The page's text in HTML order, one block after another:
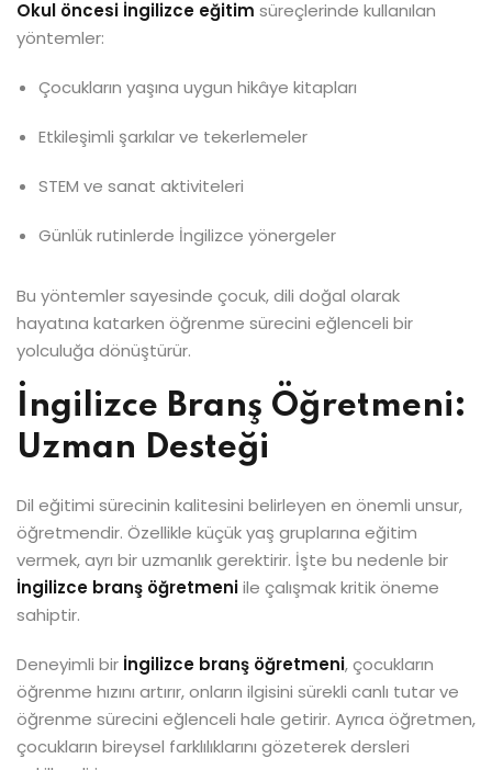
Okul öncesi İngilizce eğitim süreçlerinde kullanılan
yöntemler:
Çocukların yaşına uygun hikâye kitapları
Etkileşimli şarkılar ve tekerlemeler
STEM ve sanat aktiviteleri
Günlük rutinlerde İngilizce yönergeler
Bu yöntemler sayesinde çocuk, dili doğal olarak
hayatına katarken öğrenme sürecini eğlenceli bir
yolculuğa dönüştürür.
İngilizce Branş Öğretmeni:
Uzman Desteği
Dil eğitimi sürecinin kalitesini belirleyen en önemli unsur,
öğretmendir. Özellikle küçük yaş gruplarına eğitim
vermek, ayrı bir uzmanlık gerektirir. İşte bu nedenle bir
İngilizce branş öğretmeniile çalışmak kritik öneme
sahiptir.
Deneyimli bir İngilizce branş öğretmeni, çocukların
öğrenme hızını artırır, onların ilgisini sürekli canlı tutar ve
öğrenme sürecini eğlenceli hale getirir. Ayrıca öğretmen,
çocukların bireysel farklılıklarını gözeterek dersleri